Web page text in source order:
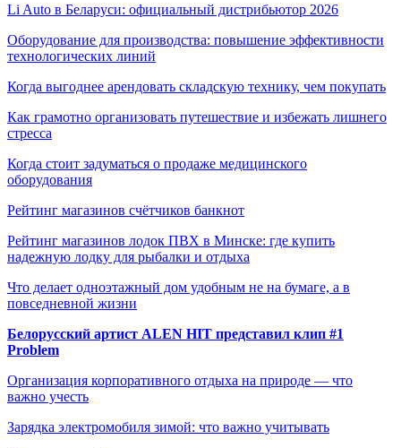
Li Auto в Беларуси: официальный дистрибьютор 2026
Оборудование для производства: повышение эффективности
технологических линий
Когда выгоднее арендовать складскую технику, чем покупать
Как грамотно организовать путешествие и избежать лишнего
стресса
Когда стоит задуматься о продаже медицинского
оборудования
Рейтинг магазинов счётчиков банкнот
Рейтинг магазинов лодок ПВХ в Минске: где купить
надежную лодку для рыбалки и отдыха
Что делает одноэтажный дом удобным не на бумаге, а в
повседневной жизни
Белорусский артист ALEN HIT представил клип #1
Problem
Организация корпоративного отдыха на природе — что
важно учесть
Зарядка электромобиля зимой: что важно учитывать